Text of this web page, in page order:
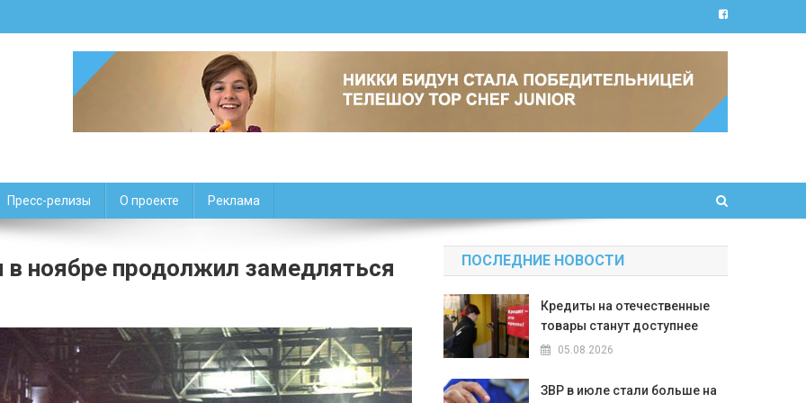
Пресс-релизы О проекте Реклама
в ноябре продолжил замедляться ПОСЛЕДНИЕ НОВОСТИ
Кредиты на отечественные
товары станут доступнее
05.08.2026
ЗВР в июле стали больше на